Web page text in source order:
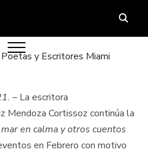
– La escritora
Mendoza Cortissoz continúa la
en calma y otros cuentos
en Febrero con motivo